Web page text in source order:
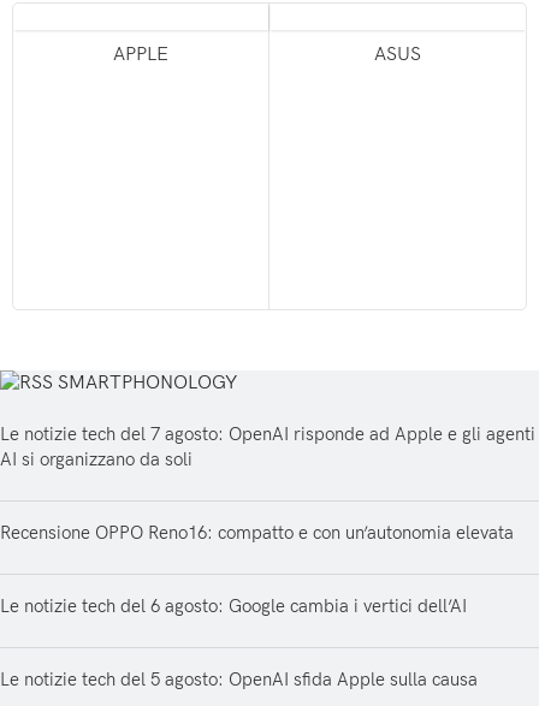
APPLE ASUS
SMARTPHONOLOGY
Le notizie tech del 7 agosto: OpenAI risponde ad Apple e gli agenti
AI si organizzano da soli
Recensione OPPO Reno16: compatto e con un’autonomia elevata
Le notizie tech del 6 agosto: Google cambia i vertici dell’AI
Le notizie tech del 5 agosto: OpenAI sfida Apple sulla causa